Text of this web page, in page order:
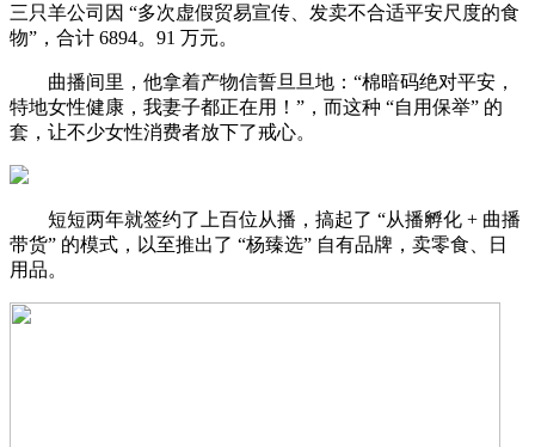
三只羊公司因 “多次虚假贸易宣传、发卖不合适平安尺度的食
物”，合计 6894。91 万元。
曲播间里，他拿着产物信誓旦旦地：“棉暗码绝对平安，
特地女性健康，我妻子都正在用！”，而这种 “自用保举” 的
套，让不少女性消费者放下了戒心。
短短两年就签约了上百位从播，搞起了 “从播孵化 + 曲播
带货” 的模式，以至推出了 “杨臻选” 自有品牌，卖零食、日
用品。